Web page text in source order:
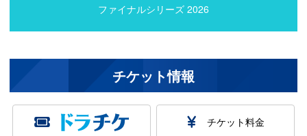
ファイナルシリーズ 2026
チケット情報
チケット料金